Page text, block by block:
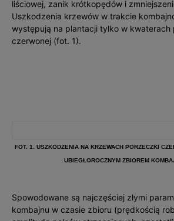
liściowej, zanik krótkopędów i
Uszkodzenia krzewów w trakcie
występują na plantacji tylko w kwaterach
czerwonej (fot. 1).
FOT. 1. USZKODZENIA NA KRZEWACH PORZECZKI
UBIEGŁOROCZNYM ZBIOREM
Spowodowane są najczęściej złymi
kombajnu w czasie zbioru (prędkością